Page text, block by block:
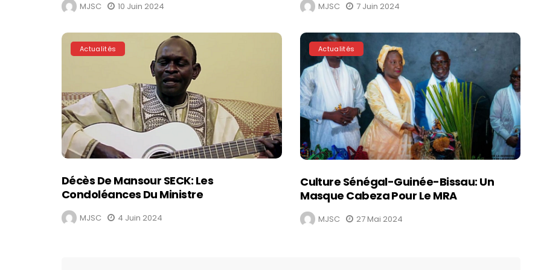
MJSC 10 Juin 2024 MJSC 7 Juin 2024
Actualités
Décès De Mansour SECK: Les
Condoléances Du Ministre
MJSC 4 Juin 2024
Actualités
Culture Sénégal-Guinée-Bissau: Un
Masque Cabeza Pour Le MRA
MJSC 27 Mai 2024